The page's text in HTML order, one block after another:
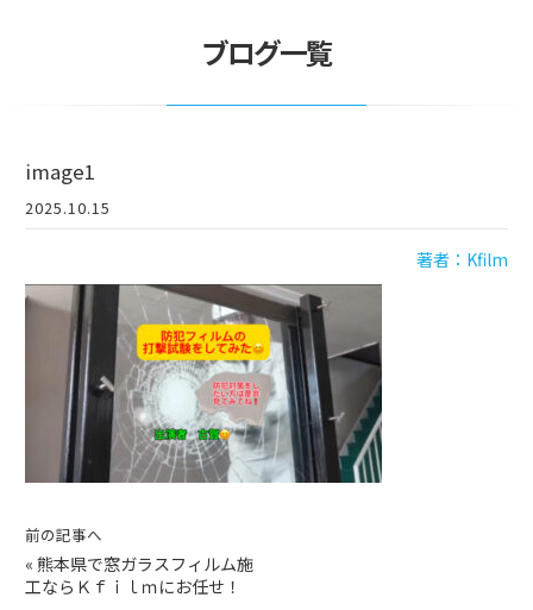
ブログ一覧
image1
2025.10.15
著者：Kfilm
前の記事へ
« 熊本県で窓ガラスフィルム施
工ならＫｆｉｌｍにお任せ！